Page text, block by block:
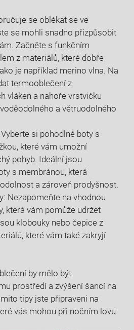
se⁣ oblékat se ve
se mohli snadno​ přizpůsobit
Začněte s funkčním‍
⁤z materiálů, které dobře⁣
je například merino vlna. Na
termooblečení z
vláken⁢ a⁣ nahoře vrstvičku
a větruodolného
si ‍pohodlné boty s⁤
které vám ‌umožní
pohyb.⁣ Ideální jsou
s membránou, která
a zároveň prodyšnost.
Nezapomeňte na vhodnou
která vám pomůže udržet
klobouky⁣ nebo čepice z
které vám také zakryjí
by mělo být
prostředí a zvýšení šancí na
tipy jste připraveni na
vás mohou při ⁢nočním lovu